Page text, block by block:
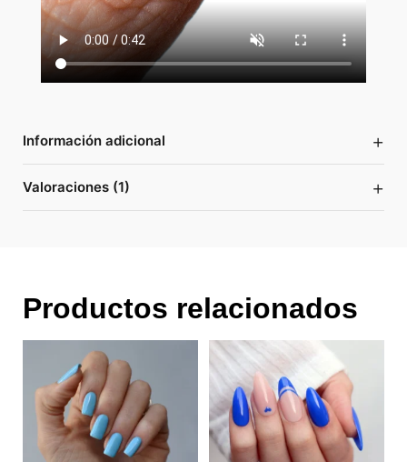
Información adicional +
Valoraciones (1) +
Productos relacionados